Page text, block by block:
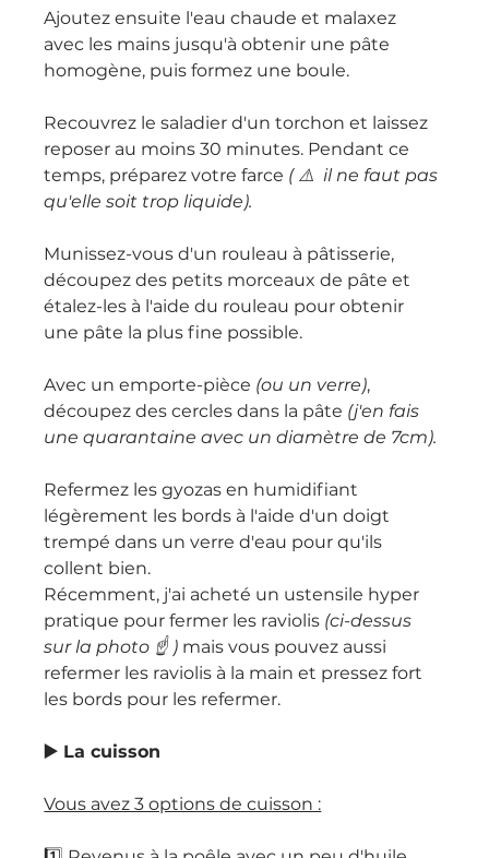
Ajoutez ensuite l'eau chaude et malaxez
avec les mains jusqu'à obtenir une pâte
homogène, puis formez une boule.
Recouvrez le saladier d'un torchon et laissez
reposer au moins 30 minutes. Pendant ce
temps, préparez votre farce ( ⚠️  il ne faut pas
qu'elle soit trop liquide).
Munissez-vous d'un rouleau à pâtisserie,
découpez des petits morceaux de pâte et
étalez-les à l'aide du rouleau pour obtenir
une pâte la plus fine possible.
Avec un emporte-pièce (ou un verre),
découpez des cercles dans la pâte (j'en fais
une quarantaine avec un diamètre de 7cm).
Refermez les gyozas en humidifiant
légèrement les bords à l'aide d'un doigt
trempé dans un verre d'eau pour qu'ils
collent bien.
Récemment, j'ai acheté un ustensile hyper
pratique pour fermer les raviolis (ci-dessus
sur la photo ☝️ ) mais vous pouvez aussi
refermer les raviolis à la main et pressez fort
les bords pour les refermer.
▶️ La cuisson
Vous avez 3 options de cuisson :